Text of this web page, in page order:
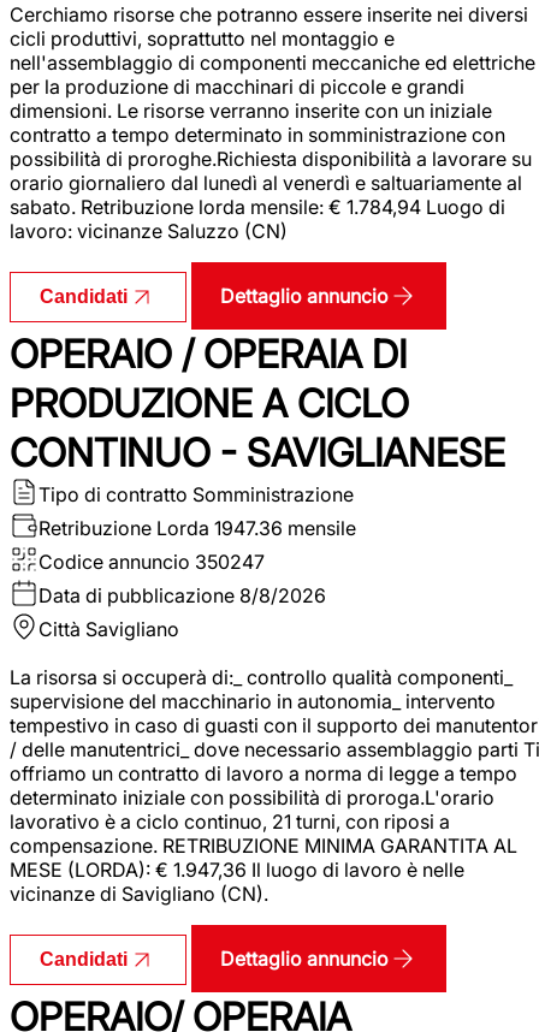
Cerchiamo risorse che potranno essere inserite nei diversi
cicli produttivi, soprattutto nel montaggio e
nell'assemblaggio di componenti meccaniche ed elettriche
per la produzione di macchinari di piccole e grandi
dimensioni. Le risorse verranno inserite con un iniziale
contratto a tempo determinato in somministrazione con
possibilità di proroghe.Richiesta disponibilità a lavorare su
orario giornaliero dal lunedì al venerdì e saltuariamente al
sabato. Retribuzione lorda mensile: € 1.784,94 Luogo di
lavoro: vicinanze Saluzzo (CN)
Candidati Dettaglio annuncio
OPERAIO / OPERAIA DI
PRODUZIONE A CICLO
CONTINUO - SAVIGLIANESE
Tipo di contratto Somministrazione
Retribuzione Lorda 1947.36 mensile
Codice annuncio 350247
Data di pubblicazione 8/8/2026
Città Savigliano
La risorsa si occuperà di:_ controllo qualità componenti_
supervisione del macchinario in autonomia_ intervento
tempestivo in caso di guasti con il supporto dei
/ delle manutentrici_ dove necessario assemblaggio parti Ti
offriamo un contratto di lavoro a norma di legge a tempo
determinato iniziale con possibilità di proroga.L'orario
lavorativo è a ciclo continuo, 21 turni, con riposi a
compensazione. RETRIBUZIONE MINIMA GARANTITA AL
MESE (LORDA): € 1.947,36 Il luogo di lavoro è nelle
vicinanze di Savigliano (CN).
Candidati Dettaglio annuncio
OPERAIO/ OPERAIA